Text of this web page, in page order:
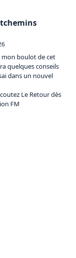
mon boulot de cet
quelques conseils
dans un nouvel
Le Retour dès
FM